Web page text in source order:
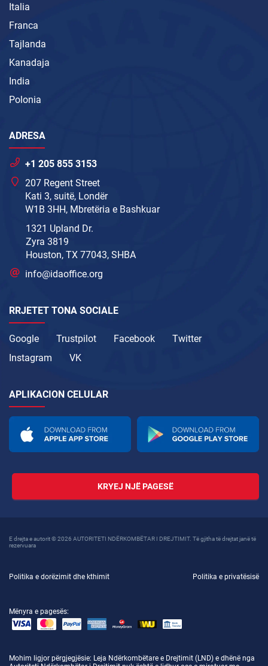
Italia
Franca
Tajlanda
Kanadaja
India
Polonia
ADRESA
+1 205 855 3153
207 Regent Street
Kati 3, suitë, Londër
W1B 3HH, Mbretëria e Bashkuar
1321 Upland Dr.
Zyra 3819
Houston, TX 77043, SHBA
info@idaoffice.org
RRJETET TONA SOCIALE
Google Trustpilot Facebook
Twitter
Instagram
VK
APLIKACION CELULAR
KRYEJ NJË PAGESË
E drejta e autorit © 2026 AUTORITETI NDËRKOMBËTAR I DREJTIMIT. Të gjitha të drejtat janë të
rezervuara
Politika e dorëzimit dhe kthimit Politika e privatësisë
Mënyra e pagesës:
Mohim ligjor përgjegjësie: Leja Ndërkombëtare e Drejtimit (LND) e dhënë nga